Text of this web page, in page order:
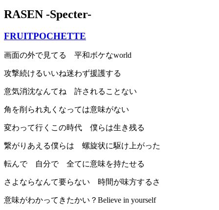
RASEN -Specter-
FRUITPOCHETTE
画面の外で見てる 平和ボケなworld
攻撃続けるいいね迷わず援護する
意気消沈なんてね 許されることない
角を削られ丸くなっては意味がない
変わって行くこの時代 僕らは生き残る
繋がりあえる僕らは 螺旋状に駆け上がった
転んで 自分で 全てに意味を持たせる
さよならなんて要らない 時間が味方するさ
意味がわかってきたかい？Believe in yourself